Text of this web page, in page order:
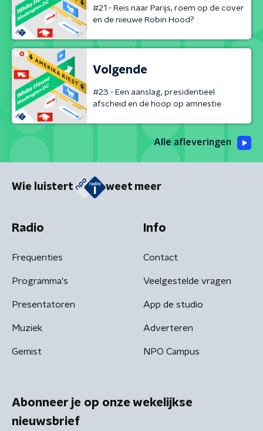
#21 - Reis naar Parijs, roem op de cover
en de nieuwe Robin Hood?
Volgende
#23 - Een aanslag, presidentieel
afscheid en de hoop op amnestie
Alle afleveringen
Wie luistert weet meer
Radio
Frequenties
Programma's
Presentatoren
Muziek
Gemist
Info
Contact
Veelgestelde vragen
App de studio
Adverteren
NPO Campus
Abonneer je op onze wekelijkse
nieuwsbrief